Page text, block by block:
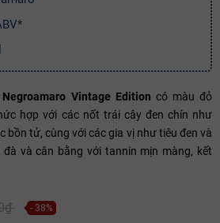
Vintage Edition có màu đỏ
hợp với các nốt trái cây đen chín như
bồn tử, cùng với các gia vị như tiêu đen và
và cân bằng với tannin mịn màng, kết
- 38%